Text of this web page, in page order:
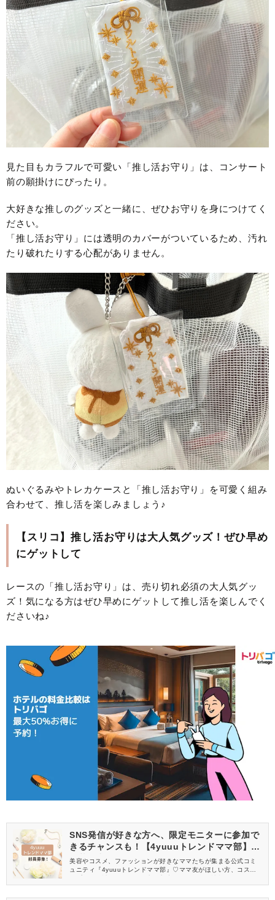
見た目もカラフルで可愛い「推し活お守り」は、コンサート
前の願掛けにぴったり。
大好きな推しのグッズと一緒に、ぜひお守りを身につけてく
ださい。
「推し活お守り」には透明のカバーがついているため、汚れ
たり破れたりする心配がありません。
ぬいぐるみやトレカケースと「推し活お守り」を可愛く組み
合わせて、推し活を楽しみましょう♪
【スリコ】推し活お守りは大人気グッズ！ぜひ早め
にゲットして
レースの「推し活お守り」は、売り切れ必須の大人気グッ
ズ！気になる方はぜひ早めにゲットして推し活を楽しんでく
ださいね♪
SNS発信が好きな方へ、限定モニターに参加で
きるチャンスも！【4yuuuトレンドママ部】部
員募集中
美容やコスメ、ファッションが好きなママたちが集まる公式コミ
ュニティ『4yuuuトレンドママ部』♡ママ友がほしい方、コスメサ
信してくれる方を募集しています！